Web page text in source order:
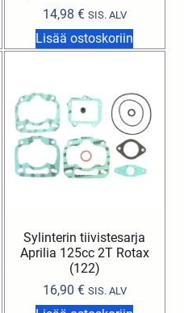
14,98 € SIS. ALV
Lisää ostoskoriin
Sylinterin tiivistesarja
Aprilia 125cc 2T Rotax
(122)
16,90 € SIS. ALV